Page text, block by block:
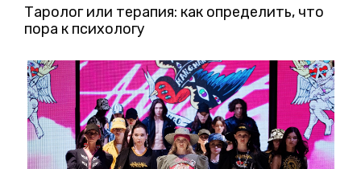
Таролог или терапия: как определить, что
пора к психологу